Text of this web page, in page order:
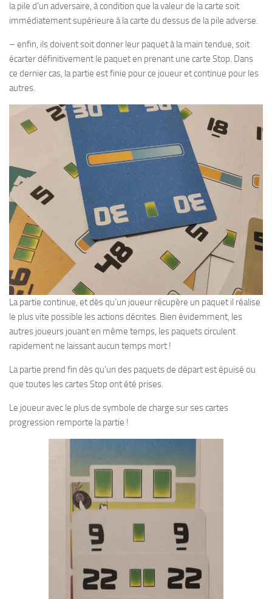
la pile d’un adversaire, à condition que la valeur de la carte soit
immédiatement supérieure à la carte du dessus de la pile adverse.
– enfin, ils doivent soit donner leur paquet à la main tendue, soit
écarter définitivement le paquet en prenant une carte Stop. Dans
ce dernier cas, la partie est finie pour ce joueur et continue pour les
autres.
La partie continue, et dès qu’un joueur récupère un paquet il réalise
le plus vite possible les actions décrites. Bien évidemment, les
autres joueurs jouant en même temps, les paquets circulent
rapidement ne laissant aucun temps mort !
La partie prend fin dès qu’un des paquets de départ est épuisé ou
que toutes les cartes Stop ont été prises.
Le joueur avec le plus de symbole de charge sur ses cartes
progression remporte la partie !